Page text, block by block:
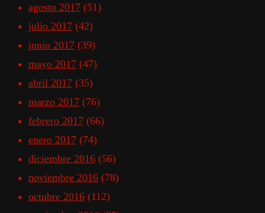
agosto 2017 (51)
julio 2017 (42)
junio 2017 (39)
mayo 2017 (47)
abril 2017 (35)
marzo 2017 (76)
febrero 2017 (66)
enero 2017 (74)
diciembre 2016 (56)
noviembre 2016 (78)
octubre 2016 (112)